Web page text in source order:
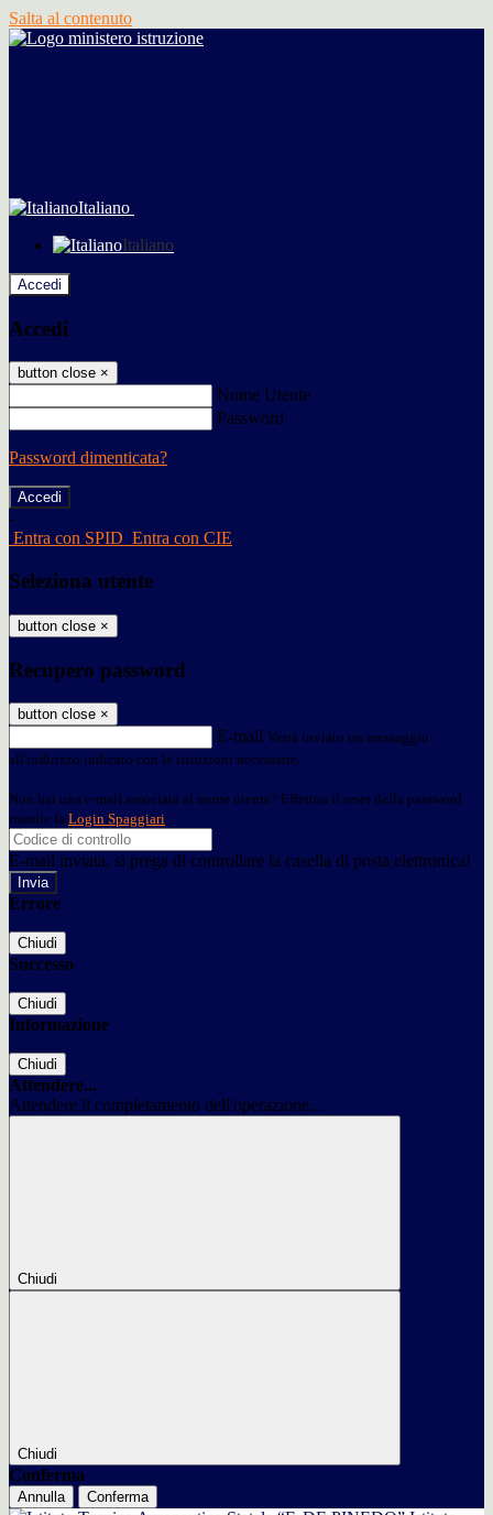
Salta al contenuto
Italiano
Italiano
Accedi
Accedi
button close ×
Nome Utente
Password
Password dimenticata?
-
Entra con SPID Entra con CIE
Seleziona utente
button close ×
Recupero password
button close ×
E-mail Verrà inviato un messaggio
all'indirizzo indicato con le istruzioni necessarie.
Non hai una e-mail associata al nome utente? Effettua il reset della password
tramite la Login Spaggiari
E-mail inviata, si prega di controllare la casella di posta elettronica!
Errore
Chiudi
Successo
Chiudi
Informazione
Chiudi
Attendere...
Attendere il completamento dell'operazione...
Chiudi
Chiudi
Conferma
Annulla Conferma